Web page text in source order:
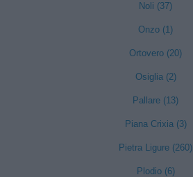
Noli (37)
Onzo (1)
Ortovero (20)
Osiglia (2)
Pallare (13)
Piana Crixia (3)
Pietra Ligure (260)
Plodio (6)